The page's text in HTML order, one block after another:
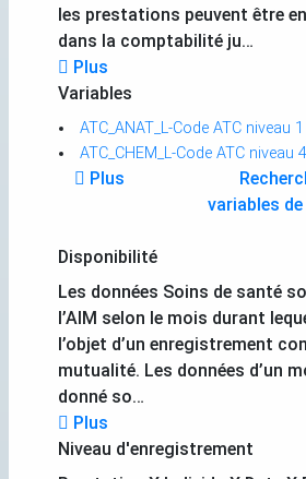
les prestations peuvent être
dans la comptabilité ju…
Plus
Variables
ATC_ANAT_L-Code ATC niveau 1
ATC_CHEM_L-Code ATC niveau 4
Plus
variables
Disponibilité
Les données Soins de santé
l’AIM selon le mois durant
l’objet d’un enregistrement
mutualité. Les données d’un
donné so…
Plus
Niveau d'enregistrement